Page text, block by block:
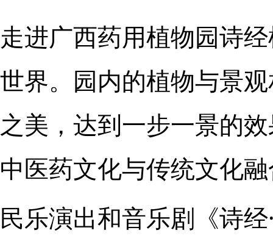
走进广西药用植物园诗
世界。园内的植物与景
之美，达到一步一景的
中医药文化与传统文化
民乐演出和音乐剧《诗